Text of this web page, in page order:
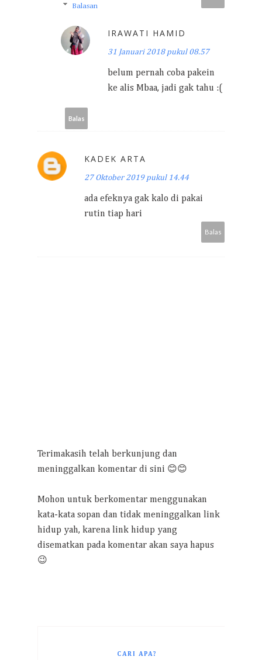
Balasan
IRAWATI HAMID
31 Januari 2018 pukul 08.57
belum pernah coba pakein
ke alis Mbaa, jadi gak tahu :(
Balas
KADEK ARTA
27 Oktober 2019 pukul 14.44
ada efeknya gak kalo di pakai
rutin tiap hari
Balas
Terimakasih telah berkunjung dan
meninggalkan komentar di sini 😊😊
Mohon untuk berkomentar menggunakan
kata-kata sopan dan tidak meninggalkan link
hidup yah, karena link hidup yang
disematkan pada komentar akan saya hapus
😉
CARI APA?